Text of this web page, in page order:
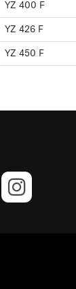
YZ 400 F
YZ 426 F
YZ 450 F